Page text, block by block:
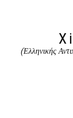
(Ελληνικής